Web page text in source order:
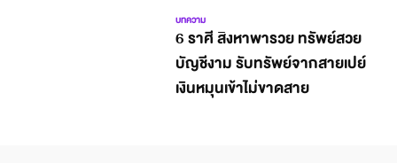
บทความ
6 ราศี สิงหาพารวย ทรัพย์สวย
บัญชีงาม รับทรัพย์จากสายเปย์
เงินหมุนเข้าไม่ขาดสาย